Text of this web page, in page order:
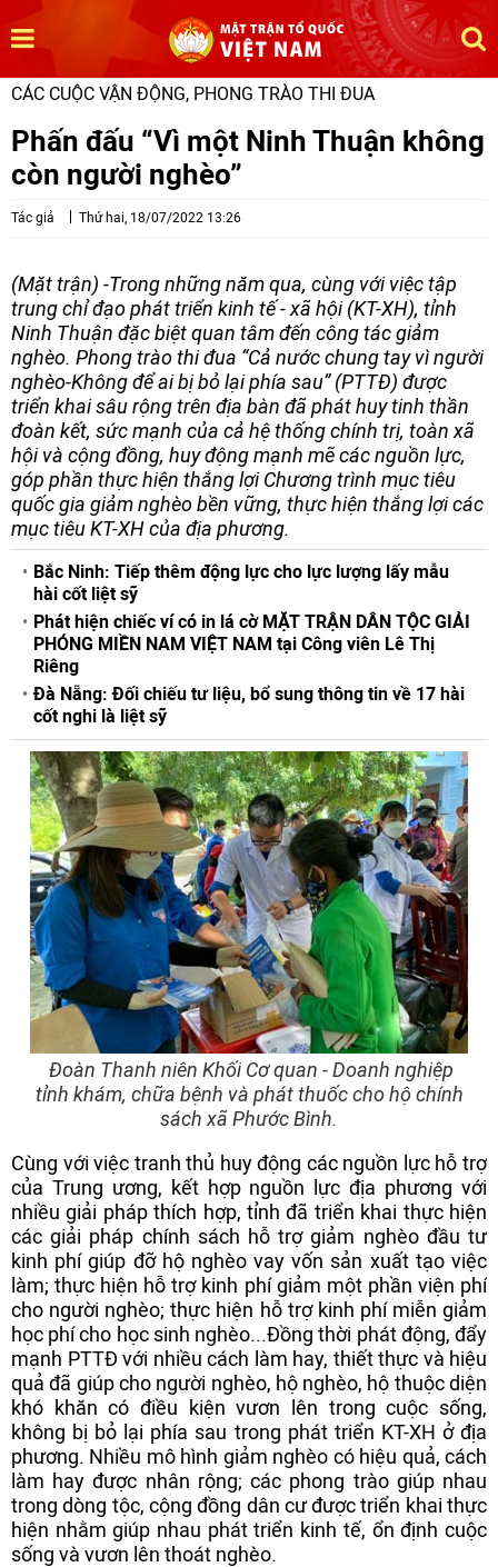
CÁC CUỘC VẬN ĐỘNG, PHONG TRÀO THI ĐUA
Phấn đấu “Vì một Ninh Thuận không
còn người nghèo”
Tác giả Thứ hai, 18/07/2022 13:26
(Mặt trận) -Trong những năm qua, cùng với việc tập
trung chỉ đạo phát triển kinh tế - xã hội (KT-XH), tỉnh
Ninh Thuận đặc biệt quan tâm đến công tác giảm
nghèo. Phong trào thi đua “Cả nước chung tay vì người
nghèo-Không để ai bị bỏ lại phía sau” (PTTĐ) được
triển khai sâu rộng trên địa bàn đã phát huy tinh thần
đoàn kết, sức mạnh của cả hệ thống chính trị, toàn xã
hội và cộng đồng, huy động mạnh mẽ các nguồn lực,
góp phần thực hiện thắng lợi Chương trình mục tiêu
quốc gia giảm nghèo bền vững, thực hiện thắng lợi các
mục tiêu KT-XH của địa phương.
Bắc Ninh: Tiếp thêm động lực cho lực lượng lấy mẫu
hài cốt liệt sỹ
Phát hiện chiếc ví có in lá cờ MẶT TRẬN DÂN TỘC GIẢI
PHÓNG MIỀN NAM VIỆT NAM tại Công viên Lê Thị
Riêng
Đà Nẵng: Đối chiếu tư liệu, bổ sung thông tin về 17 hài
cốt nghi là liệt sỹ
Đoàn Thanh niên Khối Cơ quan - Doanh nghiệp
tỉnh khám, chữa bệnh và phát thuốccho hộ chính
sách xã Phước Bình.
Cùng với việc tranh thủ huy động các nguồn lực hỗ trợ
của Trung ương, kết hợp nguồn lực địa phương với
nhiều giải pháp thích hợp, tỉnh đã triển khai thực hiện
các giải pháp chính sách hỗ trợ giảm nghèo đầu tư
kinh phí giúp đỡ hộ nghèo vay vốn sản xuất tạo việc
làm; thực hiện hỗ trợ kinh phí giảm một phần viện phí
cho người nghèo; thực hiện hỗ trợ kinh phí miễn giảm
học phí cho học sinh nghèo...Đồng thời phát động, đẩy
mạnh PTTĐ với nhiều cách làm hay, thiết thực và hiệu
quả đã giúp cho người nghèo, hộ nghèo, hộ thuộc diện
khó khăn có điều kiện vươn lên trong cuộc sống,
không bị bỏ lại phía sau trong phát triển KT-XH ở địa
phương. Nhiều mô hình giảm nghèo có hiệu quả, cách
làm hay được nhân rộng; các phong trào giúp nhau
trong dòng tộc, cộng đồng dân cư được triển khai thực
hiện nhằm giúp nhau phát triển kinh tế, ổn định cuộc
sống và vươn lên thoát nghèo.